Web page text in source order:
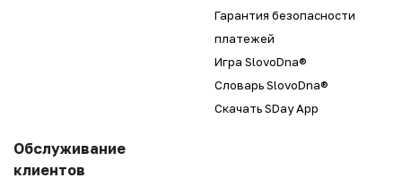
Гарантия безопасности
платежей
Игра SlovoDna®
Словарь SlovoDna®
Скачать SDay App
Обслуживание
клиентов